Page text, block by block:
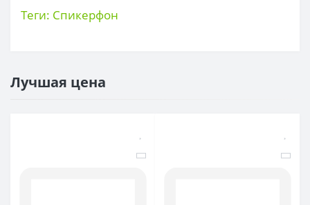
Теги: Спикерфон
Лучшая цена